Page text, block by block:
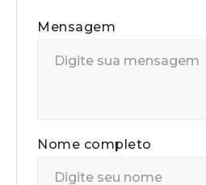
Mensagem
Nome completo